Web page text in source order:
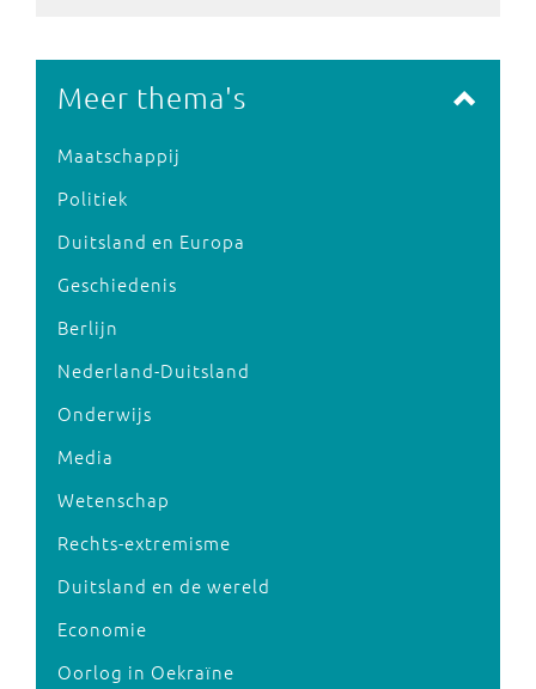
Meer thema's
Maatschappij
Politiek
Duitsland en Europa
Geschiedenis
Berlijn
Nederland-Duitsland
Onderwijs
Media
Wetenschap
Rechts-extremisme
Duitsland en de wereld
Economie
Oorlog in Oekraïne